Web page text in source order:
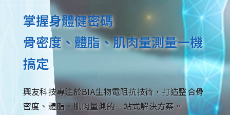
掌握身體健密碼
骨密度、體脂、肌肉量測量一機
搞定
興友科技專注於BIA生物電阻抗技術，打造整合骨
密度、體脂、肌肉量測的一站式解決方案。